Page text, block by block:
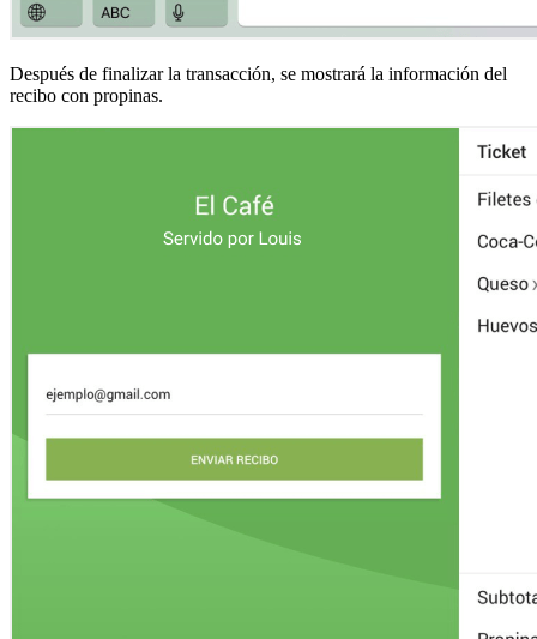
Después de finalizar la transacción, se mostrará la información del
recibo con propinas.